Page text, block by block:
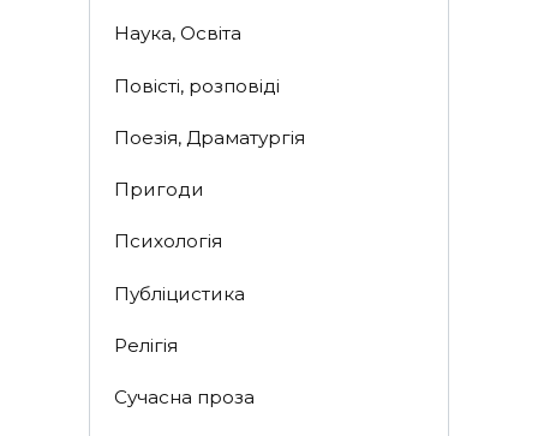
Наука, Освіта
Повісті, розповіді
Поезія, Драматургія
Пригоди
Психологія
Публіцистика
Релігія
Сучасна проза